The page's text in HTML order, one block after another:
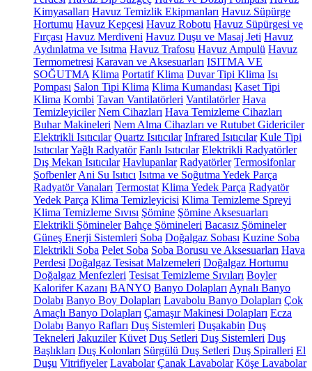
Kimyasalları Havuz Temizlik Ekipmanları Havuz Süpürge
Hortumu Havuz Kepçesi Havuz Robotu Havuz Süpürgesi ve
Fırçası Havuz Merdiveni Havuz Duşu ve Masaj Jeti Havuz
Aydınlatma ve Isıtma Havuz Trafosu Havuz Ampulü Havuz
Termometresi Karavan ve Aksesuarları ISITMA VE
SOĞUTMA Klima Portatif Klima Duvar Tipi Klima Isı
Pompası Salon Tipi Klima Klima Kumandası Kaset Tipi
Klima Kombi Tavan Vantilatörleri Vantilatörler Hava
Temizleyiciler Nem Cihazları Hava Temizleme Cihazları
Buhar Makineleri Nem Alma Cihazları ve Rutubet Gidericiler
Elektrikli Isıtıcılar Quartz Isıtıcılar Infrared Isıtıcılar Kule Tipi
IsıtıcılarYağlı Radyatör Fanlı Isıtıcılar Elektrikli Radyatörler
Dış Mekan Isıtıcılar Havlupanlar Radyatörler Termosifonlar
Şofbenler Ani Su Isıtıcı Isıtma ve Soğutma Yedek Parça
Radyatör Vanaları Termostat Klima Yedek Parça Radyatör
Yedek Parça Klima Temizleyicisi Klima Temizleme Spreyi
Klima Temizleme Sıvısı Şömine Şömine Aksesuarları
Elektrikli Şömineler Bahçe Şömineleri Bacasız Şömineler
Güneş Enerji Sistemleri Soba Doğalgaz Sobası Kuzine Soba
Elektrikli Soba Pelet Soba Soba Borusu ve Aksesuarları Hava
Perdesi Doğalgaz Tesisat Malzemeleri Doğalgaz Hortumu
Doğalgaz Menfezleri Tesisat Temizleme Sıvıları Boyler
Kalorifer Kazanı BANYO Banyo Dolapları Aynalı Banyo
Dolabı Banyo Boy Dolapları Lavabolu Banyo Dolapları Çok
Amaçlı Banyo Dolapları Çamaşır Makinesi Dolapları Ecza
Dolabı Banyo Rafları Duş Sistemleri Duşakabin Duş
Tekneleri Jakuziler Küvet Duş Setleri Duş Sistemleri Duş
Başlıkları Duş Kolonları Sürgülü Duş Setleri Duş Spiralleri El
Duşu Vitrifiyeler Lavabolar Çanak Lavabolar Köşe Lavabolar